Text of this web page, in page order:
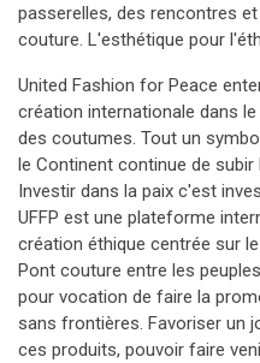
passerelles, des rencontres
couture. L'esthétique pour
United Fashion for Peace
création internationale dans
des coutumes. Tout un
le Continent continue de
Investir dans la paix c'est
UFFP est une plateforme
création éthique centrée sur
Pont couture entre les
pour vocation de faire la
sans frontières. Favoriser un
ces produits, pouvoir faire